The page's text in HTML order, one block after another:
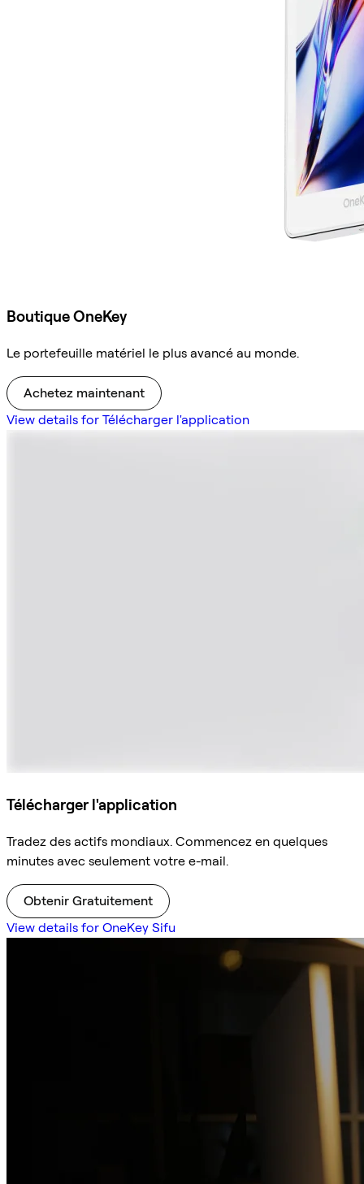
Boutique OneKey
Le portefeuille matériel le plus avancé au monde.
Achetez maintenant
View details for Télécharger l'application
Télécharger l'application
Tradez des actifs mondiaux. Commencez en quelques
minutes avec seulement votre e-mail.
Obtenir Gratuitement
View details for OneKey Sifu